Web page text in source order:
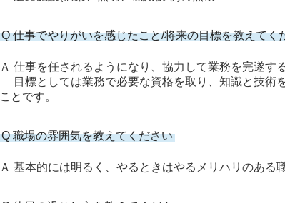
Q 仕事でやりがいを感じたこと/将来の目標を教えてく
Ａ 仕事を任されるようになり、協力して業務を完遂す
目標としては業務で必要な資格を取り、知識と技術
ことです。
Q 職場の雰囲気を教えてください
Ａ 基本的には明るく、やるときはやるメリハリのある